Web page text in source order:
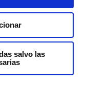
salvo las